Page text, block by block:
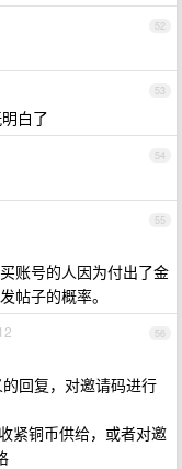
52
53
白了
54
55
账号的人因为付出了金
帖子的概率。
56
回复，对邀请码进行
紧铜币供给，或者对邀